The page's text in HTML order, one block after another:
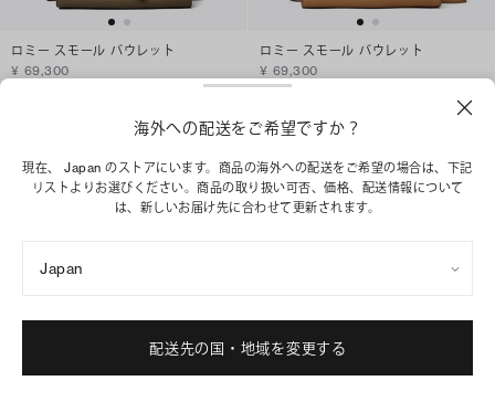
ロミー スモール バウレット
¥ 69,300
ショッピングバッグに追加
ロミー スモール バウレット
¥ 69,300
ショッピングバッグに追加
海外への配送をご希望ですか？
現在、 Japan のストアにいます。商品の海外への配送をご希望の場合は、下記
リストよりお選びください。商品の取り扱い可否、価格、配送情報について
は、新しいお届け先に合わせて更新されます。
Japan
配送先の国・地域を変更する